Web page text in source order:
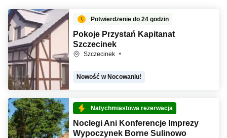
Potwierdzenie do 24 godzin
Pokoje Przystań Kapitanat
Szczecinek
Szczecinek
Nowość w Nocowaniu!
Natychmiastowa rezerwacja
Noclegi Ani Konferencje Imprezy
Wypoczynek Borne Sulinowo